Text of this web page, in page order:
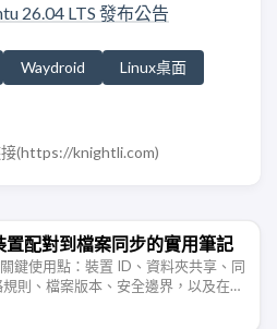
26.04 LTS 發布公告
Waydroid
Linux桌面
(https://knightli.com)
配對到檔案同步的實用筆記
鍵使用點：裝置 ID、資料夾共享、同
則、檔案版本、安全邊界，以及在